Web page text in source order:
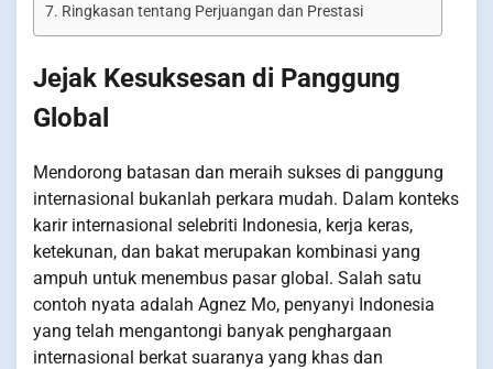
Ringkasan tentang Perjuangan dan Prestasi
Jejak Kesuksesan di Panggung
Global
Mendorong batasan dan meraih sukses di panggung
internasional bukanlah perkara mudah. Dalam konteks
karir internasional selebriti Indonesia, kerja keras,
ketekunan, dan bakat merupakan kombinasi yang
ampuh untuk menembus pasar global. Salah satu
contoh nyata adalah Agnez Mo, penyanyi Indonesia
yang telah mengantongi banyak penghargaan
internasional berkat suaranya yang khas dan